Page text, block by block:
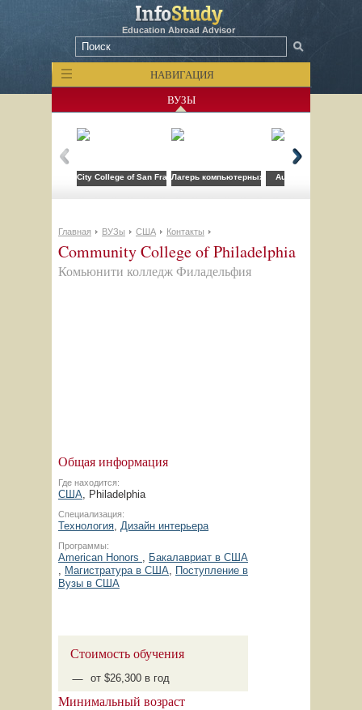
Education Abroad Advisor
НАВИГАЦИЯ
ВУЗЫ
City College of San FranciscoЛагерь компьютерных технологий FLS при
Auburn University
Главная ВУЗы США Контакты
Community College of Philadelphia
Комьюнити колледж Филадельфия
Общая информация
Где находится:
США, Philadelphia
Специализация:
Технология, Дизайн интерьера
Программы:
American Honors , Бакалавриат в США
, Магистратура в США, Поступление в
Вузы в США
Стоимость обучения
от $26,300 в год
Минимальный возраст